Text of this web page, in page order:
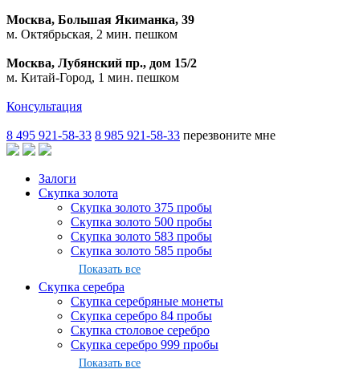
Москва, Большая Якиманка, 39
м. Октябрьская, 2 мин. пешком
Москва, Лубянский пр., дом 15/2
м. Китай-Город, 1 мин. пешком
Консультация
8 495 921-58-33 8 985 921-58-33 перезвоните мне
Залоги
Скупка золота
Скупка золото 375 пробы
Скупка золото 500 пробы
Скупка золото 583 пробы
Скупка золото 585 пробы
Показать все
Скупка серебра
Скупка серебряные монеты
Скупка серебро 84 пробы
Скупка столовое серебро
Скупка серебро 999 пробы
Показать все